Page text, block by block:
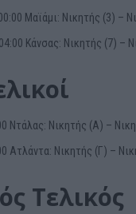
Μαϊάμι: Νικητής (3) –
Κάνσας: Νικητής (7) –
Ντάλας: Νικητής (Α) –
Ατλάντα: Νικητής (Γ) –
Τελικός